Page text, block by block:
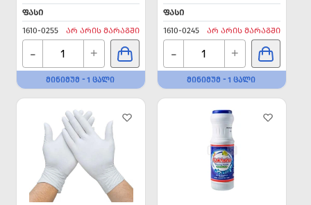
ᲤᲐᲡᲘ
1610-0255
ᲐᲠ ᲐᲠᲘᲡ ᲛᲐᲠᲐᲒᲨᲘ
- +
ᲛᲘᲜᲘᲛᲣᲛ - 1 ᲪᲐᲚᲘ
ᲤᲐᲡᲘ
1610-0245
ᲐᲠ ᲐᲠᲘᲡ ᲛᲐᲠᲐᲒᲨᲘ
- +
ᲛᲘᲜᲘᲛᲣᲛ - 1 ᲪᲐᲚᲘ